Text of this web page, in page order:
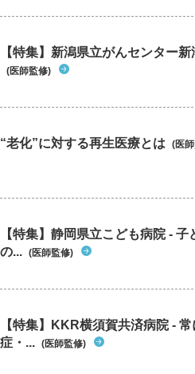
【特集】新潟県立がんセンター
(医師監修)
“老化”に対する再生医療とは (医
【特集】静岡県立こども病院 -
の... (医師監修)
【特集】KKR横須賀共済病院 -
症・... (医師監修)